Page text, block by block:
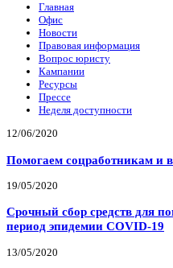
Главная
Офис
Новости
Правовая информация
Вопрос юристу
Кампании
Ресурсы
Прессе
Неделя доступности
12/06/2020
Помогаем соцработникам и
19/05/2020
Срочный сбор средств для
период эпидемии COVID-19
13/05/2020